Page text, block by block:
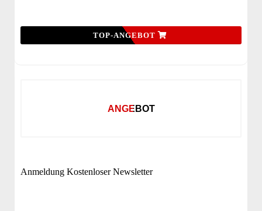
TOP-ANGEBOT
ANGEBOT
Anmeldung Kostenloser Newsletter